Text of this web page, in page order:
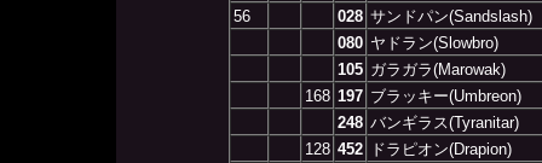
56
028 サンドパン(Sandslash)
080 ヤドラン(Slowbro)
105 ガラガラ(Marowak)
168 197 ブラッキー(Umbreon)
248 バンギラス(Tyranitar)
128 452
ドラピオン(Drapion)